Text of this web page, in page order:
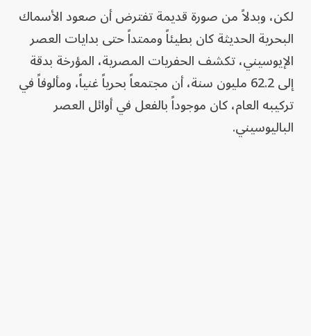
لكن، وبدلاً من صورة قديمة تفترض أن صعود الأسماك
البحرية الحديثة كان بطيئاً وممتداً حتى بدايات العصر
الإيوسيني، تكشف الحفريات المصرية، المؤرخة بدقة
إلى 62.2 مليون سنة، أن مجتمعاً بحرياً غنياً، ومألوفاً في
تركيبه العام، كان موجوداً بالفعل في أوائل العصر
الباليوسيني.